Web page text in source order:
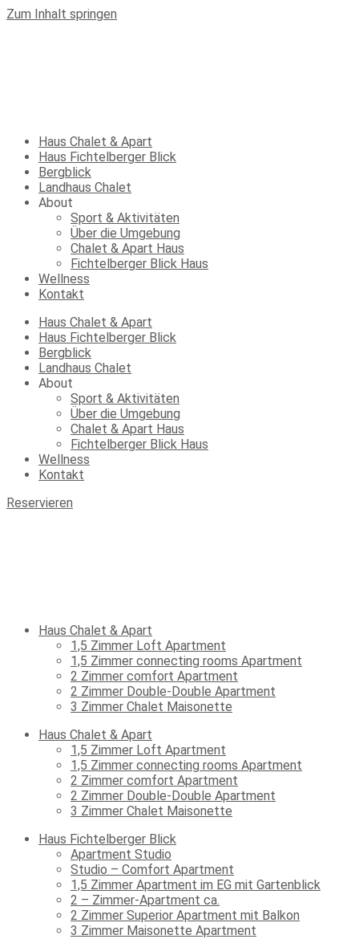
Zum Inhalt springen
Haus Chalet & Apart
Haus Fichtelberger Blick
Bergblick
Landhaus Chalet
About
Sport & Aktivitäten
Über die Umgebung
Chalet & Apart Haus
Fichtelberger Blick Haus
Wellness
Kontakt
Haus Chalet & Apart
Haus Fichtelberger Blick
Bergblick
Landhaus Chalet
About
Sport & Aktivitäten
Über die Umgebung
Chalet & Apart Haus
Fichtelberger Blick Haus
Wellness
Kontakt
Reservieren
Haus Chalet & Apart
1,5 Zimmer Loft Apartment
1,5 Zimmer connecting rooms Apartment
2 Zimmer comfort Apartment
2 Zimmer Double-Double Apartment
3 Zimmer Chalet Maisonette
Haus Chalet & Apart
1,5 Zimmer Loft Apartment
1,5 Zimmer connecting rooms Apartment
2 Zimmer comfort Apartment
2 Zimmer Double-Double Apartment
3 Zimmer Chalet Maisonette
Haus Fichtelberger Blick
Apartment Studio
Studio – Comfort Apartment
1,5 Zimmer Apartment im EG mit Gartenblick
2 – Zimmer-Apartment ca.
2 Zimmer Superior Apartment mit Balkon
3 Zimmer Maisonette Apartment